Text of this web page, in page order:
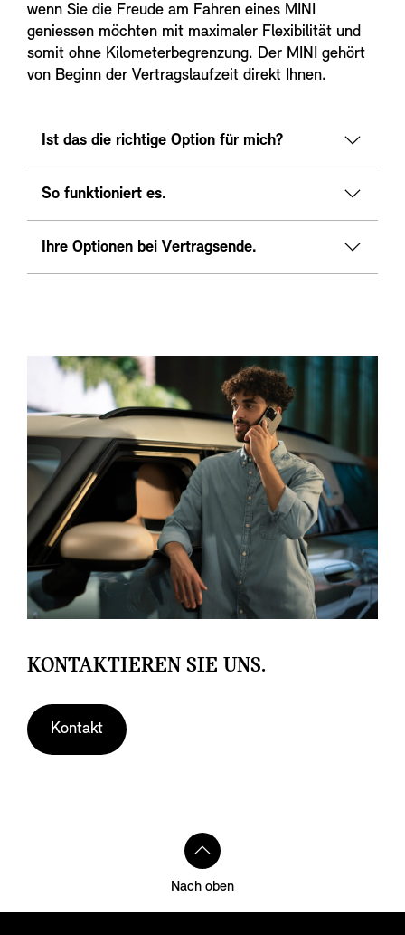
wenn Sie die Freude am Fahren eines MINI
geniessen möchten mit maximaler Flexibilität und
somit ohne Kilometerbegrenzung. Der MINI gehört
von Beginn der Vertragslaufzeit direkt Ihnen.
Ist das die richtige Option für mich?
So funktioniert es.
Ihre Optionen bei Vertragsende.
KONTAKTIEREN SIE UNS.
Kontakt
Nach oben